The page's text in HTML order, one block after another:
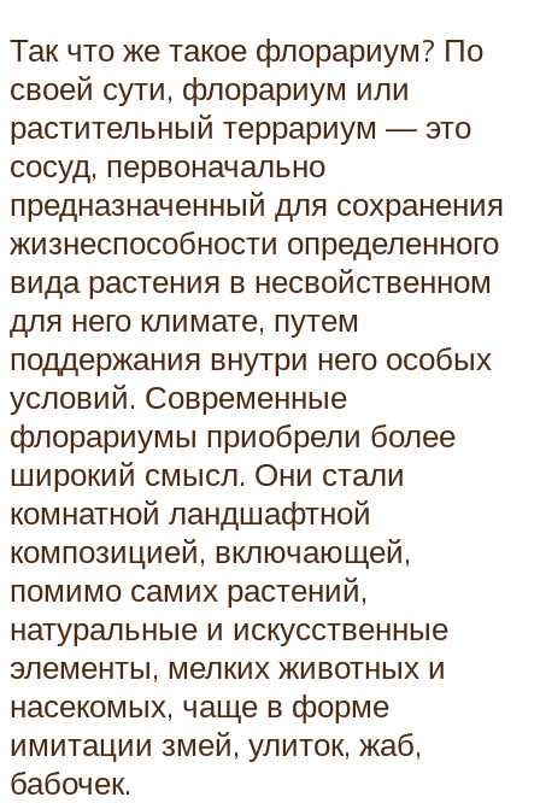
Так что же такое флорариум? По
своей сути, флорариум или
растительный террариум — это
сосуд, первоначально
предназначенный для сохранения
жизнеспособности определенного
вида растения в несвойственном
для него климате, путем
поддержания внутри него особых
условий. Современные
флорариумы приобрели более
широкий смысл. Они стали
комнатной ландшафтной
композицией, включающей,
помимо самих растений,
натуральные и искусственные
элементы, мелких животных и
насекомых, чаще в форме
имитации змей, улиток, жаб,
бабочек.